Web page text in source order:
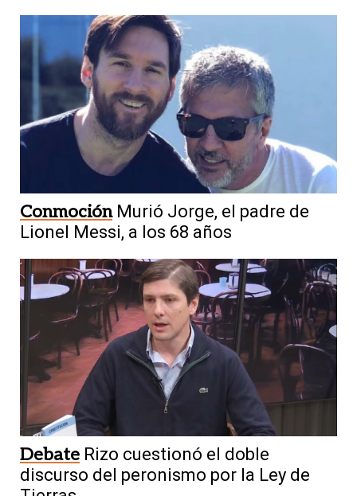
Conmoción Murió Jorge, el padre de
Lionel Messi, a los 68 años
Debate Rizo cuestionó el doble
discurso del peronismo por la Ley de